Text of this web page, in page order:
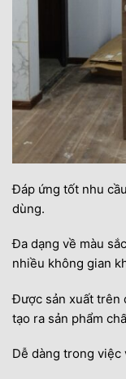
Đáp ứng tốt nhu
dùng.
Đa dạng về màu
nhiều không gian
Được sản xuất trên
tạo ra sản phẩm
Dễ dàng trong việc